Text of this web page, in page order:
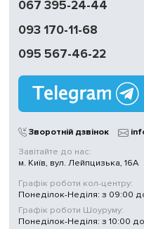
067 395-24-44
093 170-11-68
095 567-46-22
Зворотній дзвінок
Завітайте до нас:
м. Київ, вул. Лейпцизька, 16А
Графік роботи кол-центру:
Понеділок-Неділя: з 09:00
Графік роботи Шоуруму:
Понеділок-Неділя: з 10:00